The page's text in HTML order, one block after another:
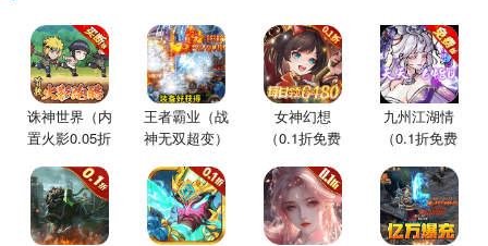
诛神世界（内
置火影0.05折
王者霸业（战
神无双超变）
女神幻想
（0.1折免费
九州江湖情
（0.1折免费